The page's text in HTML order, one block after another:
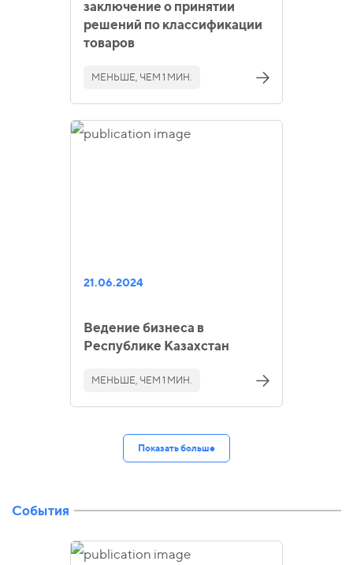
заключение о принятии
решений по классификации
товаров
МЕНЬШЕ, ЧЕМ 1 МИН.
21.06.2024
Ведение бизнеса в
Республике Казахстан
МЕНЬШЕ, ЧЕМ 1 МИН.
Показать больше
События